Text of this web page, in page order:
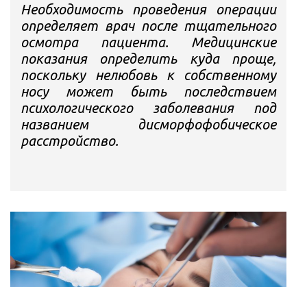
Необходимость проведения операции
определяет врач после тщательного
осмотра пациента. Медицинские
показания определить куда проще,
поскольку нелюбовь к собственному
носу может быть последствием
психологического заболевания под
названием дисморфофобическое
расстройство.